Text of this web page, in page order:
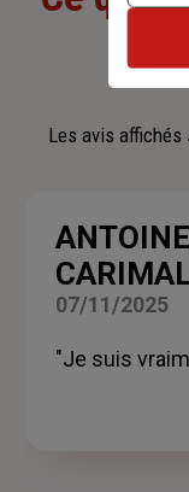
Les avis
ANTOINE
07/11/2025
"Je suis